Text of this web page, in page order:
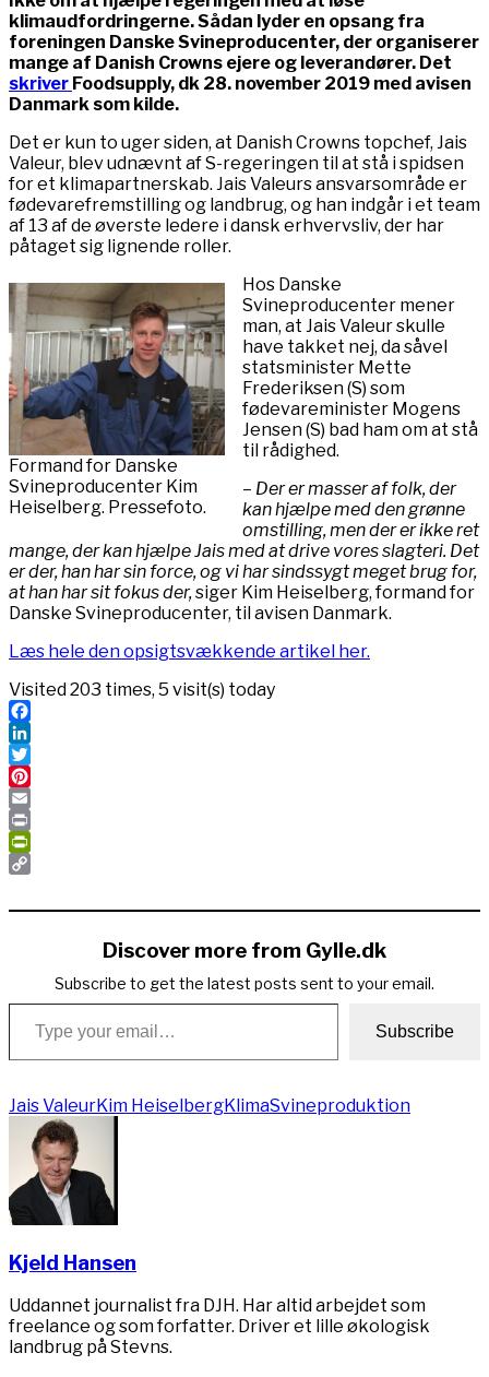
klimaudfordringerne. Sådan lyder en opsang fra
foreningen Danske Svineproducenter, der organiserer
mange af Danish Crowns ejere og leverandører. Det
skriver Foodsupply, dk 28. november 2019 med avisen
Danmark som kilde.
Det er kun to uger siden, at Danish Crowns topchef, Jais
Valeur, blev udnævnt af S-regeringen til at stå i spidsen
for et klimapartnerskab. Jais Valeurs ansvarsområde er
fødevarefremstilling og landbrug, og han indgår i et team
af 13 af de øverste ledere i dansk erhvervsliv, der har
påtaget sig lignende roller.
Formand for Danske
Svineproducenter Kim
Heiselberg. Pressefoto.
Hos Danske
Svineproducenter mener
man, at Jais Valeur skulle
have takket nej, da såvel
statsminister Mette
Frederiksen (S) som
fødevareminister Mogens
Jensen (S) bad ham om at stå
til rådighed.
– Der er masser af folk, der
kan hjælpe med den grønne
omstilling, men der er ikke ret
mange, der kan hjælpe Jais med at drive vores slagteri. Det
er der, han har sin force, og vi har sindssygt meget brug for,
at han har sit fokus der,siger Kim Heiselberg, formand for
Danske Svineproducenter, til avisen Danmark.
Læs hele den opsigtsvækkende artikel her.
Visited 203 times, 5 visit(s) today
Facebook
LinkedIn
Twitter
Pinterest
Email
Print
PrintFriendly
Link
Discover more from Gylle.dk
Subscribe to get the latest posts sent to your email.
Type your email…
Subscribe
Jais ValeurKim HeiselbergKlimaSvineproduktion
Kjeld Hansen
Uddannet journalist fra DJH. Har altid arbejdet som
freelance og som forfatter. Driver et lille økologisk
landbrug på Stevns.